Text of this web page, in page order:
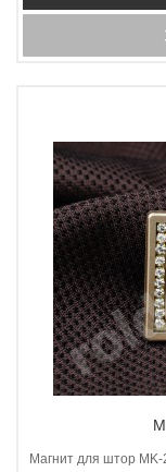
Магнит для штор МK-